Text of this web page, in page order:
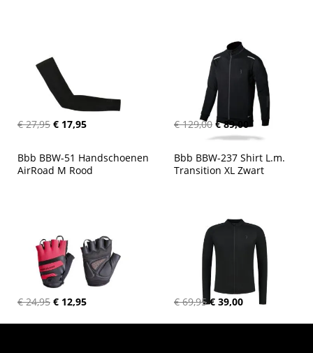
€ 27,95 € 17,95 € 129,00 € 89,00
Bbb BBW-51 Handschoenen
AirRoad M Rood
€ 24,95 € 12,95
Bbb BBW-237 Shirt L.m.
Transition XL Zwart
€ 69,95 € 39,00